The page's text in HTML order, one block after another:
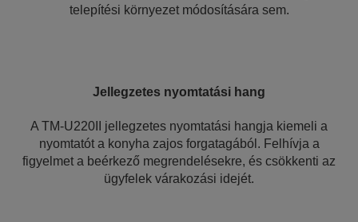
telepítési környezet módosítására sem.
Jellegzetes nyomtatási hang
A TM-U220II jellegzetes nyomtatási hangja kiemeli a
nyomtatót a konyha zajos forgatagából. Felhívja a
figyelmet a beérkező megrendelésekre, és csökkenti az
ügyfelek várakozási idejét.